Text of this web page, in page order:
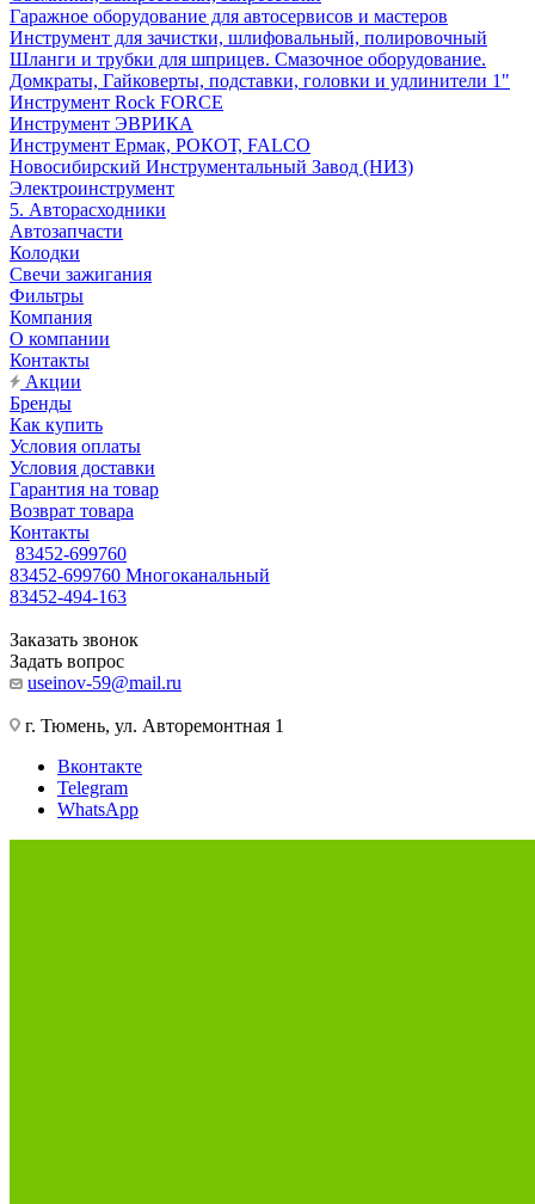
Гаражное оборудование для автосервисов и мастеров
Инструмент для зачистки, шлифовальный, полировочный
Шланги и трубки для шприцев. Смазочное оборудование.
Домкраты, Гайковерты, подставки, головки и удлинители 1"
Инструмент Rock FORCE
Инструмент ЭВРИКА
Инструмент Ермак, РОКОТ, FALCO
Новосибирский Инструментальный Завод (НИЗ)
Электроинструмент
5. Авторасходники
Автозапчасти
Колодки
Свечи зажигания
Фильтры
Компания
О компании
Контакты
Акции
Бренды
Как купить
Условия оплаты
Условия доставки
Гарантия на товар
Возврат товара
Контакты
83452-699760
83452-699760 Многоканальный
83452-494-163
Заказать звонок
Задать вопрос
useinov-59@mail.ru
г. Тюмень, ул. Авторемонтная 1
Вконтакте
Telegram
WhatsApp